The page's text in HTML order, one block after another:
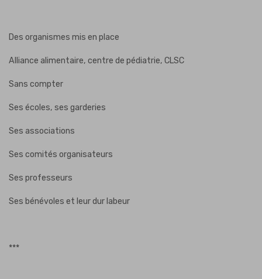
Des organismes mis en place
Alliance alimentaire, centre de pédiatrie, CLSC
Sans compter
Ses écoles, ses garderies
Ses associations
Ses comités organisateurs
Ses professeurs
Ses bénévoles et leur dur labeur
***